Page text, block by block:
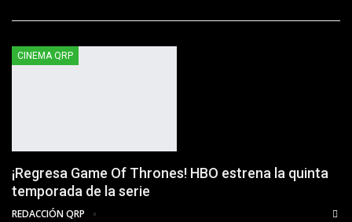
CINEMA QRP
¡Regresa Game Of Thrones! HBO estrena la quinta
temporada de la serie
REDACCIÓN QRP